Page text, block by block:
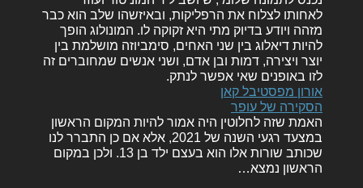
לאחותו לצלוח את הרפליקות, ובאיזשהו שלב הוא כבר
מזהה ויודע בדיוק מתי היא זקוקה לו. המונולוג הופך
להיות דיאלוג בין שני האחים, סימביוזה מושלמת בין
יוצר ויצירה, דמות ובן אדם, ושני אנשים שמחוברים זה
לזו באופנים שאי אפשר לנתק.
אורון מפסטיבל קאן
הסקירה של עופר
האמת שזה לחלוטין היה אמור להיות המקום הראשון
במצעד רגעי השנה של 2021, אלא אם כן התברר לנו
שכותב שורות אלו הוא בעצם ילד בן 13. ולכן במקום
הראשון נמצא…